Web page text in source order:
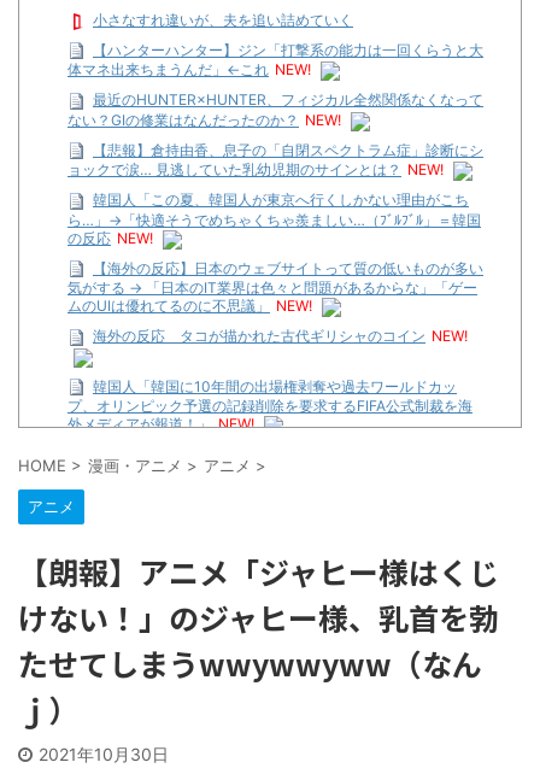
小さなすれ違いが、夫を追い詰めていく
【ハンターハンター】ジン「打撃系の能力は一回くらうと大
体マネ出来ちまうんだ」←これ NEW!
最近のHUNTER×HUNTER、フィジカル全然関係なくなって
ない？GIの修業はなんだったのか？ NEW!
【悲報】倉持由香、息子の「自閉スペクトラム症」診断にシ
ョックで涙… 見逃していた乳幼児期のサインとは？ NEW!
韓国人「この夏、韓国人が東京へ行くしかない理由がこち
ら…」→「快適そうでめちゃくちゃ羨ましい…（ﾌﾞﾙﾌﾞﾙ」＝韓国
の反応 NEW!
【海外の反応】日本のウェブサイトって質の低いものが多い
気がする → 「日本のIT業界は色々と問題があるからな」「ゲー
ムのUIは優れてるのに不思議」
NEW!
海外の反応 タコが描かれた古代ギリシャのコイン NEW!
韓国人「韓国に10年間の出場権剥奪や過去ワールドカッ
プ、オリンピック予選の記録削除を要求するFIFA公式制裁を海
外メディアが報道！」 NEW!
な…
「洋画に日本版主題歌は必要か?」論争
【ギャルゲ】「千恋*万花」のアニメ化決定でKOTOKOが主
題歌歌うよ！
【R-18】真・女神転生 Road to the Transcendence【二次
創作】 第２０話
【画像】この女優さん、可愛すぎる
HOME > 漫画・アニメ > アニメ >
アニメ
【朗報】アニメ「ジャヒー様はくじ
けない！」のジャヒー様、乳首を勃
たせてしまうwwywwyww（なん
ｊ）
2021年10月30日